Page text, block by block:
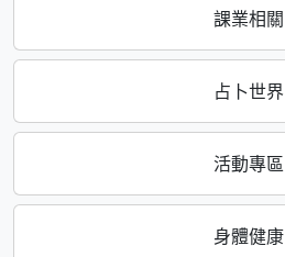
課業相關
占卜世界
活動專區
身體健康